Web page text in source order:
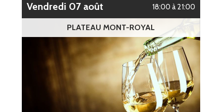
vendredi 07 août 18:00 à 21:00
PLATEAU MONT-ROYAL